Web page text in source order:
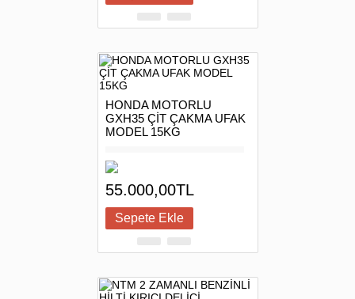
HONDA MOTORLU
GXH35 ÇİT ÇAKMA UFAK
MODEL 15KG
55.000,00TL